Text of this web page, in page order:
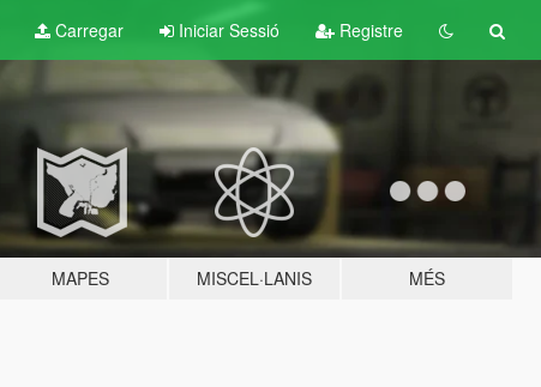
Carregar Iniciar Sessió Registre
MAPES MISCEL·LANIS MÉS